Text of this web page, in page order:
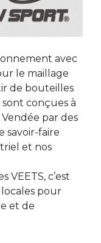
avec
le maillage
de bouteilles
sont conçues à
par des
savoir-faire
et nos
VEETS, c’est
pour
et de